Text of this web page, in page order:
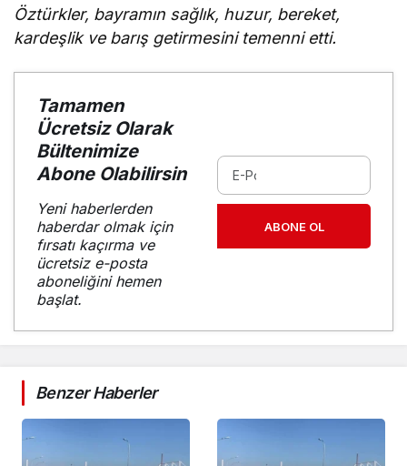
Öztürkler, bayramın sağlık, huzur, bereket,
kardeşlik ve barış getirmesini temenni etti.
Tamamen
Ücretsiz Olarak
Bültenimize
Abone Olabilirsin
Yeni haberlerden
haberdar olmak için
fırsatı kaçırma ve
ücretsiz e-posta
aboneliğini hemen
başlat.
ABONE OL
Benzer Haberler